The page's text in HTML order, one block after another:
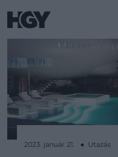
2023. január 21. ● Utazás